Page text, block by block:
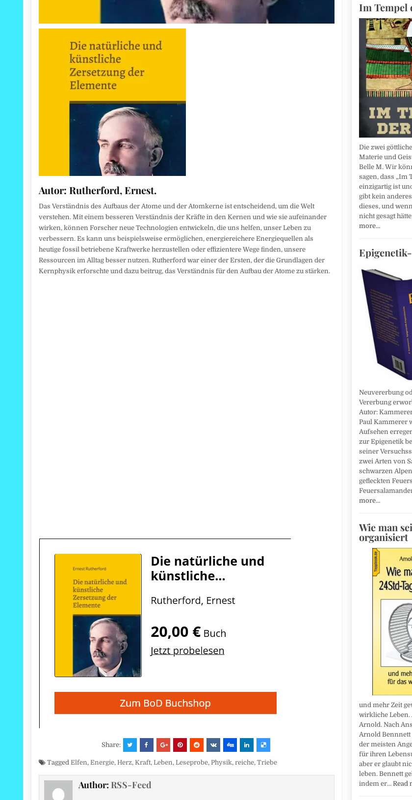
Autor: Rutherford, Ernest.
Das Verständnis des Aufbaus der Atome und der Atomkerne ist entscheidend, um die Welt
verstehen. Mit einem besseren Verständnis der Kräfte in den Kernen und wie sie aufeinander
wirken, können Forscher neue Technologien entwickeln, die uns helfen, unser Leben zu
verbessern. Es kann uns beispielsweise ermöglichen, energiereichere Energiequellen als
heutige fossil betriebene Kraftwerke herzustellen oder effizientere Wege finden, unsere
Ressourcen im Alltag besser nutzen. Rutherford war einer der Ersten, der die Grundlagen der
Kernphysik erforschte und dazu beitrug, das Verständnis für den Aufbau der Atome zu stärken.
Share:
TaggedElfen,Energie,Herz,Kraft,Leben,Leseprobe,Physik,reiche,Triebe
Author: RSS-Feed
Im Tempel
Die zwei
Materie und
Belle M. Wir
sagen, dass „Im
einzigartig ist
gibt kein
dieses, und
nicht gesagt
more…
Neuvererbung
Vererbung
Autor:
Paul Kammerer
Aufsehen
zur Epigenetik
seiner
zwei Arten von
schwarzen
gefleckten
more…
Wie man
organisiert
und mehr Zeit
wirkliche Leben.
Arnold. Nach
Arnold Bennnett
der meisten
für ihren
aber er glaubt
leben. Bennett
indem er… Read